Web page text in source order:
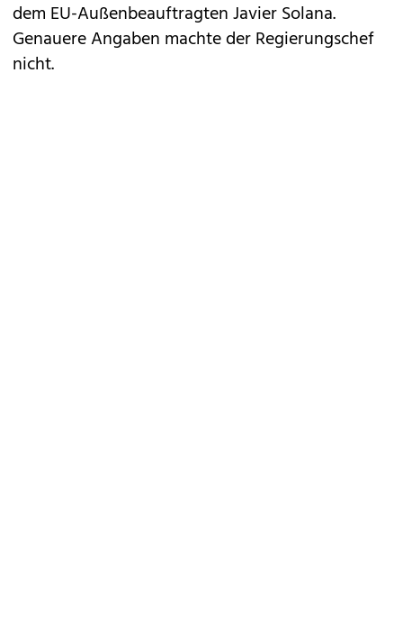
dem EU-Außenbeauftragten Javier Solana.
Genauere Angaben machte der Regierungschef
nicht.